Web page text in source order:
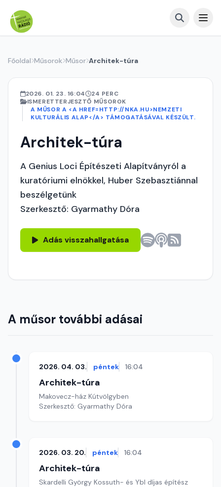
Főoldal Műsorok Műsor Architek-túra
2026. 01. 23. 16:04
24 PERC
ISMERETTERJESZTŐ MŰSOROK
A MŰSOR A <A HREF=HTTP://NKA.HU>NEMZETI
KULTURÁLIS ALAP</A> TÁMOGATÁSÁVAL KÉSZÜLT.
Architek-túra
A Genius Loci Építészeti Alapítványról a
kuratóriumi elnökkel, Huber Szebasztiánnal
beszélgetünk
Szerkesztő: Gyarmathy Dóra
Adás visszahallgatása
A műsor további adásai
2026. 04. 03. péntek 16:04
Architek-túra
Makovecz-ház Kútvölgyben
Szerkesztő: Gyarmathy Dóra
2026. 03. 20. péntek 16:04
Architek-túra
Skardelli György Kossuth- és Ybl díjas építész